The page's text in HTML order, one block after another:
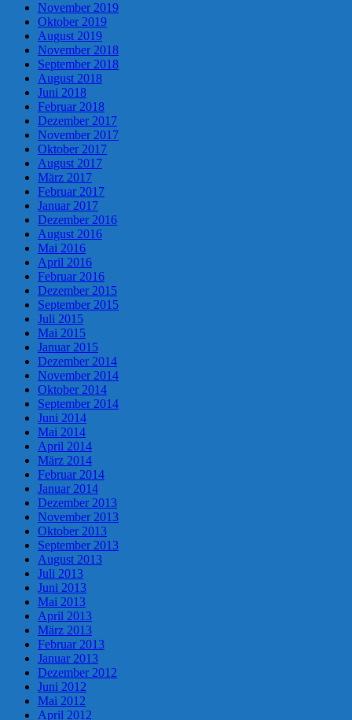
November 2019
Oktober 2019
August 2019
November 2018
September 2018
August 2018
Juni 2018
Februar 2018
Dezember 2017
November 2017
Oktober 2017
August 2017
März 2017
Februar 2017
Januar 2017
Dezember 2016
August 2016
Mai 2016
April 2016
Februar 2016
Dezember 2015
September 2015
Juli 2015
Mai 2015
Januar 2015
Dezember 2014
November 2014
Oktober 2014
September 2014
Juni 2014
Mai 2014
April 2014
März 2014
Februar 2014
Januar 2014
Dezember 2013
November 2013
Oktober 2013
September 2013
August 2013
Juli 2013
Juni 2013
Mai 2013
April 2013
März 2013
Februar 2013
Januar 2013
Dezember 2012
Juni 2012
Mai 2012
April 2012